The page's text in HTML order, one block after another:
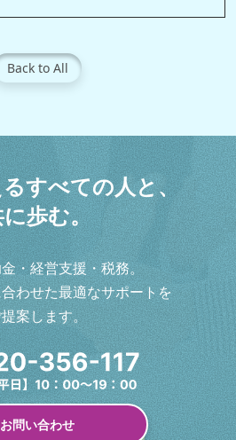
Back to All
るすべての人と、
に歩む。
・経営支援・税務。
わせた最適なサポートを
案します。
お問い合わせ